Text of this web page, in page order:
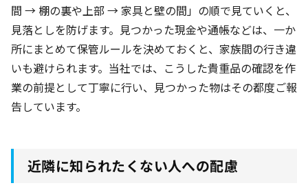
間 → 棚の裏や上部 → 家具と壁の間」の順で見ていくと、
見落としを防げます。見つかった現金や通帳などは、一か
所にまとめて保管ルールを決めておくと、家族間の行き違
いも避けられます。当社では、こうした貴重品の確認を作
業の前提として丁寧に行い、見つかった物はその都度ご報
告しています。
近隣に知られたくない人への配慮